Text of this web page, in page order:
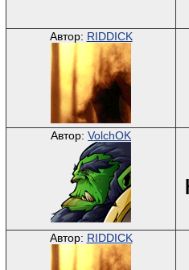
Автор: RIDDICK
Автор: VolchOK
Автор: RIDDICK